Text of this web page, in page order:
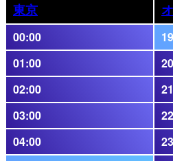
東京
00:00
01:00
02:00
03:00
04:00